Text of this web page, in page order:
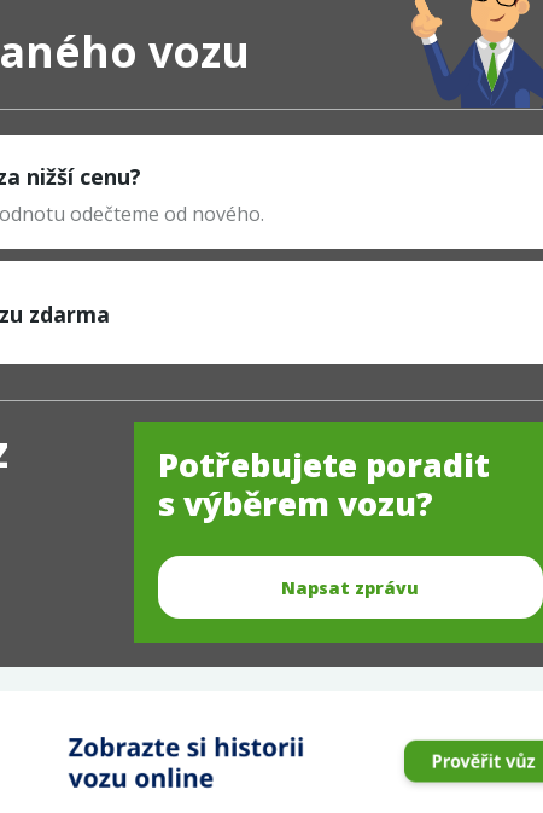
vozu
nižší cenu?
odečteme od nového.
zdarma
Potřebujete poradit
s výběrem vozu?
Napsat zprávu